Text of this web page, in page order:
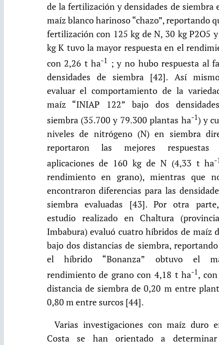
de la fertilización y densidades de siembra
maíz blanco harinoso “chazo”, reportando
fertilización con 125 kg de N, 30 kg P2O5
kg K tuvo la mayor respuesta en el
con 2,26 t ha-1 ; y no hubo respuesta al
densidades de siembra [42]. Así
evaluar el comportamiento de la
maíz “INIAP 122” bajo dos
siembra (35.700 y 79.300 plantas ha-1) y
niveles de nitrógeno (N) en siembra
reportaron las mejores respuestas
aplicaciones de 160 kg de N (4,33 t ha-
rendimiento en grano), mientras que
encontraron diferencias para las
siembra evaluadas [43]. Por otra
estudio realizado en Chaltura
Imbabura) evaluó cuatro híbridos de maíz
bajo dos distancias de siembra,
el híbrido “Bonanza” obtuvo el
rendimiento de grano con 4,18 t ha-1,
distancia de siembra de 0,20 m entre
0,80 m entre surcos [44].
Varias investigaciones con maíz duro
Costa se han orientado a